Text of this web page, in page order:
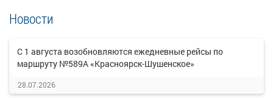
Новости
С 1 августа возобновляются ежедневные рейсы по
маршруту №589А «Красноярск-Шушенское»
28.07.2026